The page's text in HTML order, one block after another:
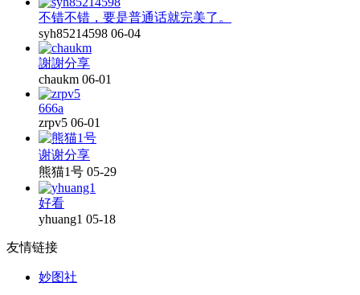
不错不错，要是普通话就完美了。
syh85214598 06-04
謝謝分享
chaukm 06-01
666a
zrpv5 06-01
谢谢分享
熊猫1号 05-29
好看
yhuang1 05-18
友情链接
妙图社